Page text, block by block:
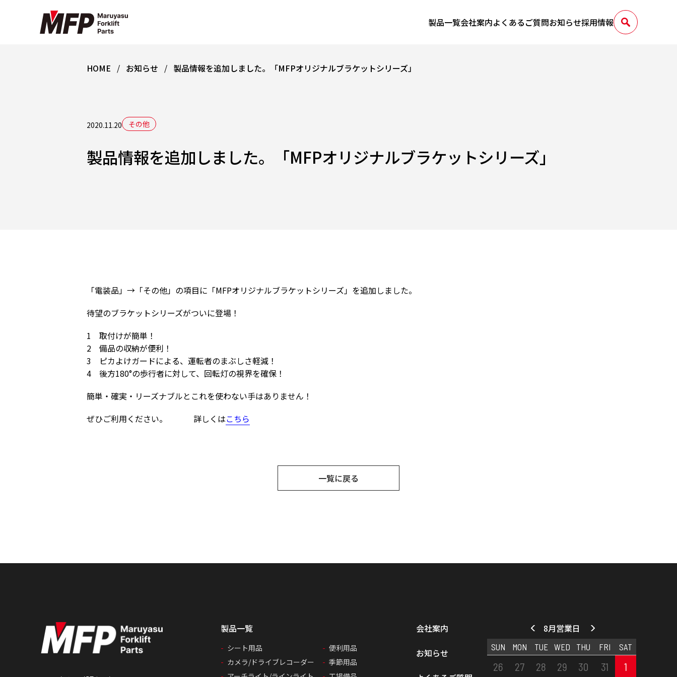
製品一覧会社案内よくあるご質問お知らせ採用情報
HOME お知らせ 製品情報を追加しました。「MFPオリジナルブラケットシリーズ」
2020.11.20 その他
製品情報を追加しました。「MFPオリジナルブラケットシリーズ」
「電装品」→「その他」の項目に「MFPオリジナルブラケットシリーズ」を追加しました。
待望のブラケットシリーズがついに登場！
1 取付けが簡単！
2 備品の収納が便利！
3 ピカよけガードによる、運転者のまぶしさ軽減！
4 後方180°の歩行者に対して、回転灯の視界を確保！
簡単・確実・リーズナブルとこれを使わない手はありません！
ぜひご利用ください。 詳しくはこちら
一覧に戻る
製品一覧
シート用品
カメラ/ドライブレコーダー
便利用品
季節用品
会社案内
お知らせ
8月営業日
SUN MON TUE WED THU FRI SAT
26 27 28 29 30 31 1